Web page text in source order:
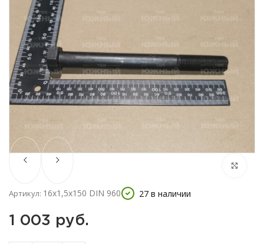
Артикул: 16х1,5х150 DIN 960 27 в наличии
1 003 руб.